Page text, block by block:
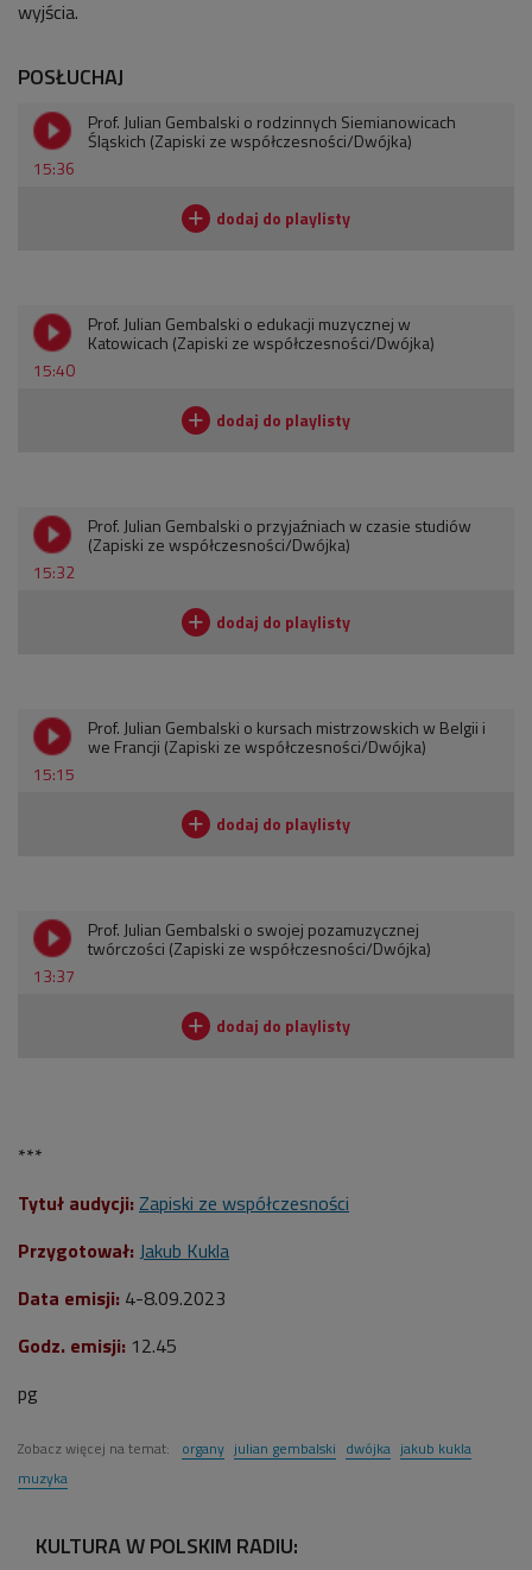
wyjścia.
POSŁUCHAJ
15:36
Prof. Julian Gembalski o rodzinnych Siemianowicach
Śląskich (Zapiski ze współczesności/Dwójka)
15:40
Prof. Julian Gembalski o edukacji muzycznej w
Katowicach (Zapiski ze współczesności/Dwójka)
15:32
Prof. Julian Gembalski o przyjaźniach w czasie studiów
(Zapiski ze współczesności/Dwójka)
15:15
Prof. Julian Gembalski o kursach mistrzowskich w Belgii i
we Francji (Zapiski ze współczesności/Dwójka)
13:37
Prof. Julian Gembalski o swojej pozamuzycznej
twórczości (Zapiski ze współczesności/Dwójka)
***
Tytuł audycji: Zapiski ze współczesności
Przygotował: Jakub Kukla
Data emisji: 4-8.09.2023
Godz. emisji: 12.45
pg
Zobacz więcej na temat: organy julian gembalski dwójka jakub kukla
muzyka
KULTURA W POLSKIM RADIU: